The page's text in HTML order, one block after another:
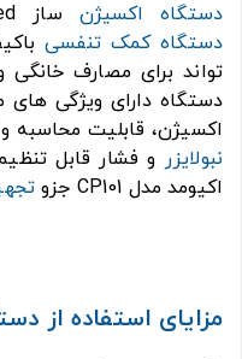
دستگاه اکسیژن ساز Accumed مدل CP501-CP101 یک
دستگاه کمک تنفسی
تواند برای مصارف خانگی
دستگاه دارای ویژگی
اکسیژن، قابلیت محاسبه
نبولایزر و فشار قابل
اکیومد مدل CP101 جزو
مزایای استفاده از